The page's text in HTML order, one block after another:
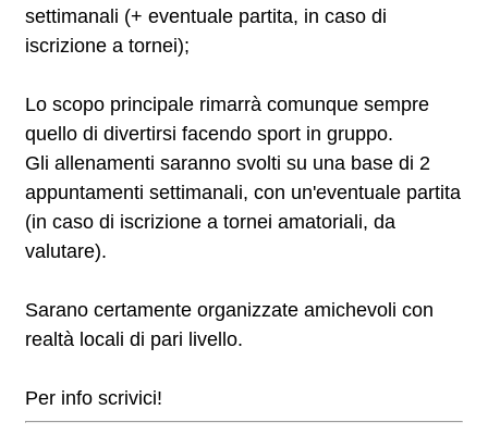
settimanali (+ eventuale partita, in caso di
iscrizione a tornei);
Lo scopo principale rimarrà comunque sempre
quello di divertirsi facendo sport in gruppo.
Gli allenamenti saranno svolti su una base di 2
appuntamenti settimanali, con un'eventuale partita
(in caso di iscrizione a tornei amatoriali, da
valutare).
Sarano certamente organizzate amichevoli con
realtà locali di pari livello.
Per info scrivici!